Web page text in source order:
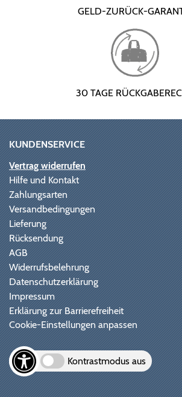
GELD-ZURÜCK-
30 TAGE
KUNDENSERVICE
Vertrag widerrufen
Hilfe und Kontakt
Zahlungsarten
Versandbedingungen
Lieferung
Rücksendung
AGB
Widerrufsbelehrung
Datenschutzerklärung
Impressum
Erklärung zur Barrierefreiheit
Cookie-Einstellungen anpassen
Kontrastmodus aus